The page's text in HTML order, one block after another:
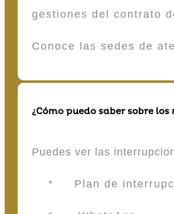
gestiones del contrato
Conoce las sedes de
¿Cómo puedo saber sobre
Puedes ver las
* Plan de